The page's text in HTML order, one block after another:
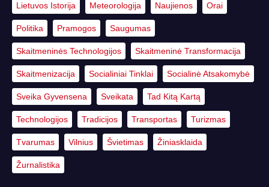
Lietuvos Istorija Meteorologija Naujienos Orai
Politika Pramogos Saugumas
Skaitmeninės Technologijos Skaitmeninė Transformacija
Skaitmenizacija Socialiniai Tinklai Socialinė Atsakomybė
Sveika Gyvensena Sveikata Tad Kitą Kartą
Technologijos Tradicijos Transportas Turizmas
Tvarumas Vilnius Švietimas Žiniasklaida
Žurnalistika